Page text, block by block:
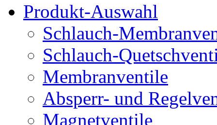
Produkt-Auswahl
Schlauch-
Schlauch-
Membranventile
Absperr- und
Magnetventile